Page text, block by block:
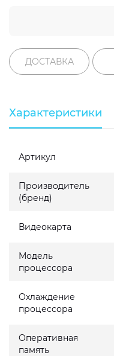
ДОСТАВКА
Характеристики
Артикул
Производитель
(бренд)
Видеокарта
Модель
процессора
Охлаждение
процессора
Оперативная
память